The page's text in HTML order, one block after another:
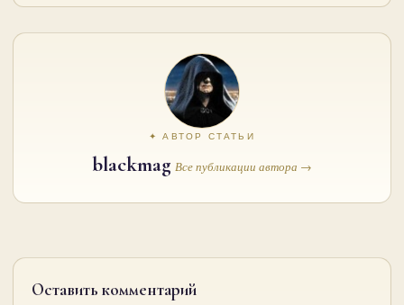
✦ АВТОР СТАТЬИ
blackmag Все публикации автора →
Оставить комментарий